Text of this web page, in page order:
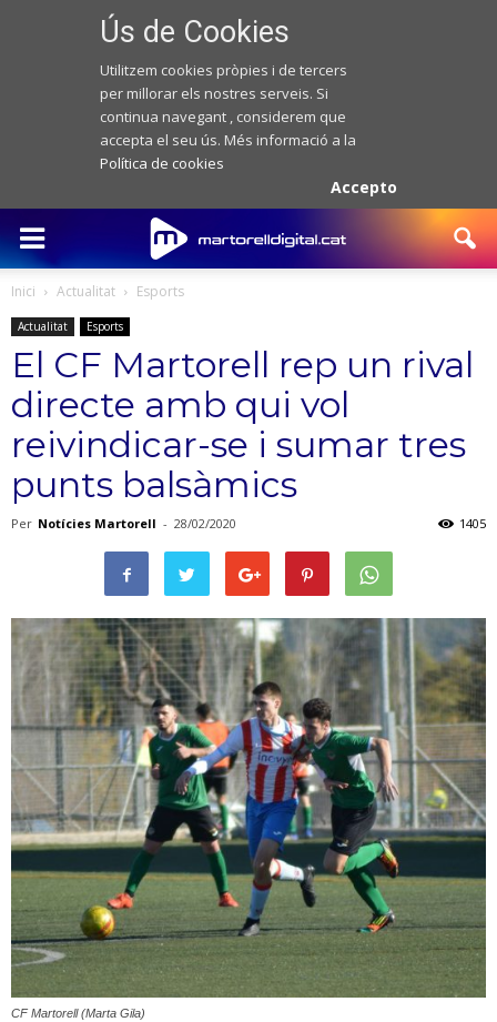
Ús de Cookies
Utilitzem cookies pròpies i de tercers
per millorar els nostres serveis. Si
continua navegant , considerem que
accepta el seu ús. Més informació a la
Política de cookies
Accepto
Inici Actualitat Esports
Actualitat Esports
El CF Martorell rep un rival
directe amb qui vol
reivindicar-se i sumar tres
punts balsàmics
Per Notícies Martorell - 28/02/2020 1405
CF Martorell (Marta Gila)